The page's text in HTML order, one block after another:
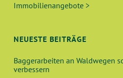
Immobilienangebote >
NEUESTE BEITRÄGE
Baggerarbeiten an Waldwegen
verbessern